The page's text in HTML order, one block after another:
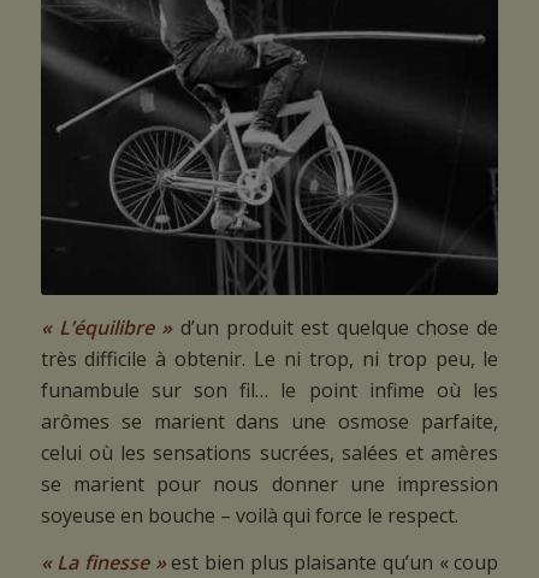
« L’équilibre » d’un produit est quelque chose de
très difficile à obtenir. Le ni trop, ni trop peu, le
funambule sur son fil… le point infime où les
arômes se marient dans une osmose parfaite,
celui où les sensations sucrées, salées et amères
se marient pour nous donner une impression
soyeuse en bouche – voilà qui force le respect.
« La finesse »est bien plus plaisante qu’un « coup